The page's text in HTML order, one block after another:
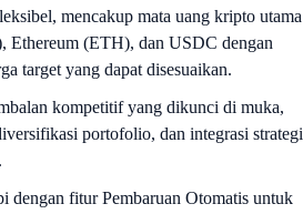
mencakup mata uang kripto utama
Ethereum (ETH), dan USDC dengan
target yang dapat disesuaikan.
kompetitif yang dikunci di muka,
portofolio, dan integrasi strategi
dengan fitur Pembaruan Otomatis untuk